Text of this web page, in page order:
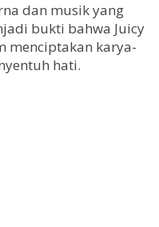
dan musik yang
bukti bahwa Juicy
menciptakan karya-
hati.